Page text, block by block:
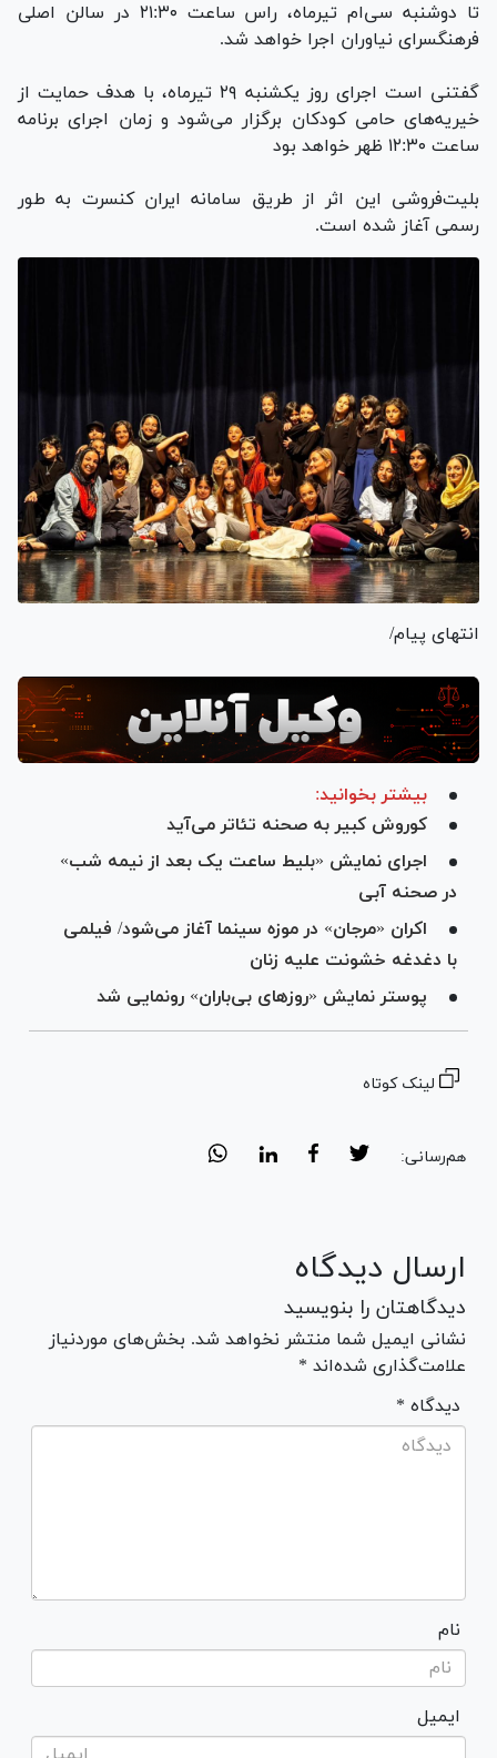
تا دوشنبه سی‌ام تیرماه، راس ساعت ۲۱:٣٠ در سالن اصلی
فرهنگسرای نیاوران اجرا خواهد شد.
گفتنی است اجرای روز یکشنبه ۲۹ تیرماه، با هدف حمایت از
خیریه‌های حامی کودکان برگزار می‌شود و زمان اجرای برنامه
ساعت ۱۲:۳۰ ظهر خواهد بود
بلیت‌فروشی این اثر از طریق سامانه ایران کنسرت به طور
رسمی آغاز شده است.
انتهای پیام/
بیشتر بخوانید:
کوروش کبیر به صحنه تئاتر می‌آید
اجرای نمایش «بلیط ساعت یک بعد از نیمه شب»
در صحنه آبی
اکران «مرجان» در موزه سینما آغاز می‌شود/ فیلمی
با دغدغه خشونت علیه زنان
پوستر نمایش «روز‌های بی‌باران» رونمایی شد
لینک کوتاه
هم‌رسانی:
ارسال دیدگاه
دیدگاهتان را بنویسید
نشانی ایمیل شما منتشر نخواهد شد. بخش‌های موردنیاز
علامت‌گذاری شده‌اند *
* دیدگاه
نام
ایمیل